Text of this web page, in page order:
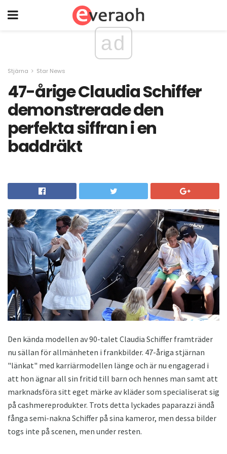
ad
Stjärna Star News
47-årige Claudia Schiffer
demonstrerade den
perfekta siffran i en
baddräkt
Den kända modellen av 90-talet Claudia Schiffer framträder
nu sällan för allmänheten i frankbilder. 47-åriga stjärnan
"länkat" med karriärmodellen länge och är nu engagerad i
att hon ägnar all sin fritid till barn och hennes man samt att
marknadsföra sitt eget märke av kläder som specialiserat sig
på cashmereprodukter. Trots detta lyckades paparazzi ändå
fånga semi-nakna Schiffer på sina kameror, men dessa bilder
togs inte på scenen, men under resten.